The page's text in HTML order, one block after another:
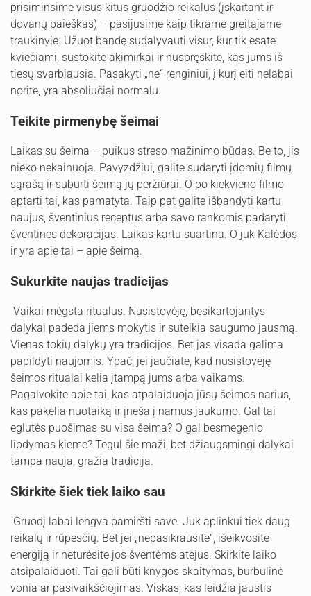
prisiminsime visus kitus gruodžio reikalus (įskaitant ir
dovanų paieškas) – pasijusime kaip tikrame greitajame
traukinyje. Užuot bandę sudalyvauti visur, kur tik esate
kviečiami, sustokite akimirkai ir nuspręskite, kas jums iš
tiesų svarbiausia. Pasakyti „ne“ renginiui, į kurį eiti nelabai
norite, yra absoliučiai normalu.
Teikite pirmenybę šeimai
Laikas su šeima – puikus streso mažinimo būdas. Be to, jis
nieko nekainuoja. Pavyzdžiui, galite sudaryti įdomių filmų
sąrašą ir suburti šeimą jų peržiūrai. O po kiekvieno filmo
aptarti tai, kas pamatyta. Taip pat galite išbandyti kartu
naujus, šventinius receptus arba savo rankomis padaryti
šventines dekoracijas. Laikas kartu suartina. O juk Kalėdos
ir yra apie tai – apie šeimą.
Sukurkite naujas tradicijas
Vaikai mėgsta ritualus. Nusistovėję, besikartojantys
dalykai padeda jiems mokytis ir suteikia saugumo jausmą.
Vienas tokių dalykų yra tradicijos. Bet jas visada galima
papildyti naujomis. Ypač, jei jaučiate, kad nusistovėję
šeimos ritualai kelia įtampą jums arba vaikams.
Pagalvokite apie tai, kas atpalaiduoja jūsų šeimos narius,
kas pakelia nuotaiką ir įneša į namus jaukumo. Gal tai
eglutės puošimas su visa šeima? O gal besmegenio
lipdymas kieme? Tegul šie maži, bet džiaugsmingi dalykai
tampa nauja, gražia tradicija.
Skirkite šiek tiek laiko sau
Gruodį labai lengva pamiršti save. Juk aplinkui tiek daug
reikalų ir rūpesčių. Bet jei „nepasikrausite“, išeikvosite
energiją ir neturėsite jos šventėms atėjus. Skirkite laiko
atsipalaiduoti. Tai gali būti knygos skaitymas, burbulinė
vonia ar pasivaikščiojimas. Viskas, kas leidžia jaustis